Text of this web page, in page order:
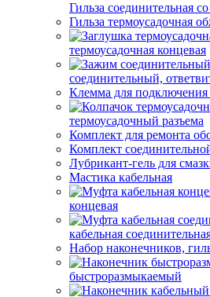
Гильза соединительная
Гильза термоусадочная
термоусадочная концевая
соединительный,
Клемма для подключения
термоусадочный разъема
Комплект для ремонта
Комплект
Лубрикант-гель для
Мастика кабельная
концевая
кабельная
Набор наконечников,
быстроразмыкаемый